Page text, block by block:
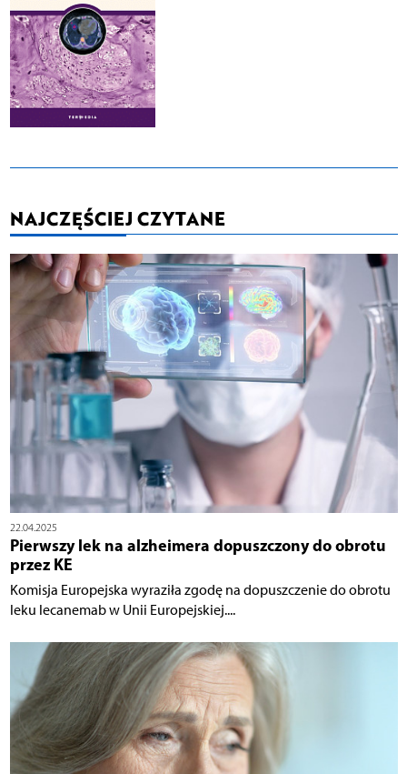
NAJCZĘŚCIEJ CZYTANE
22.04.2025
Pierwszy lek na alzheimera dopuszczony do obrotu
przez KE
Komisja Europejska wyraziła zgodę na dopuszczenie do obrotu
leku lecanemab w Unii Europejskiej....